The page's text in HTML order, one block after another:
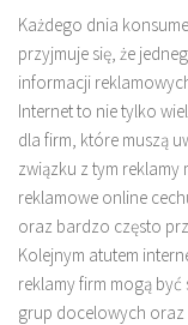
Każdego dnia
przyjmuje się, że
informacji
Internet to nie tylko
dla firm, które muszą
związku z tym
reklamowe online
oraz bardzo często
Kolejnym atutem
reklamy firm mogą
grup docelowych oraz